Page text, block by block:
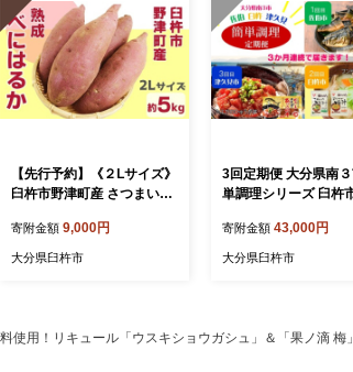
【先行予約】《２Lサイズ》
臼杵市野津町産 さつまいも
寄附金額 9,000円
大分県臼杵市
3回定期便 大分県南
単調理シリーズ 臼杵市 津久
利
寄附金額 43,000円
大分県臼杵市
使用！リキュール「ウスキショウガシュ」＆「果ノ滴 梅